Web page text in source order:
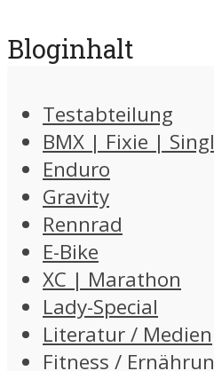
Bloginhalt
Testabteilung
BMX | Fixie |
Enduro
Gravity
Rennrad
E-Bike
XC | Marathon
Lady-Special
Literatur / Medien
Fitness /